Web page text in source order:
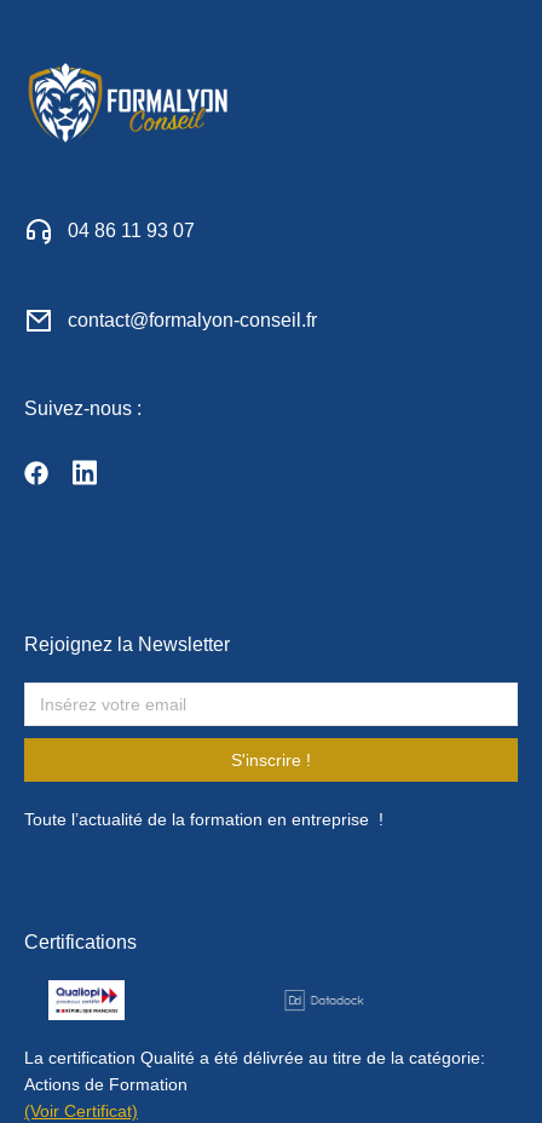
04 86 11 93 07
contact@formalyon-conseil.fr
Suivez-nous :
Rejoignez la Newsletter
S'inscrire !
Toute l’actualité de la formation en entreprise !
Certifications
La certification Qualité a été délivrée au titre de la catégorie:
Actions de Formation
(Voir Certificat)